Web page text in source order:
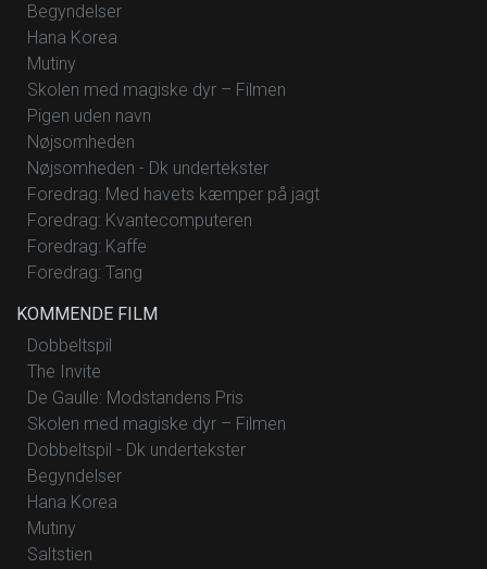
Begyndelser
Hana Korea
Mutiny
Skolen med magiske dyr – Filmen
Pigen uden navn
Nøjsomheden
Nøjsomheden - Dk undertekster
Foredrag: Med havets kæmper på jagt
Foredrag: Kvantecomputeren
Foredrag: Kaffe
Foredrag: Tang
KOMMENDE FILM
Dobbeltspil
The Invite
De Gaulle: Modstandens Pris
Skolen med magiske dyr – Filmen
Dobbeltspil - Dk undertekster
Begyndelser
Hana Korea
Mutiny
Saltstien